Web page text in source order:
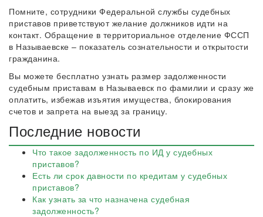
Помните, сотрудники Федеральной службы судебных
приставов приветствуют желание должников идти на
контакт. Обращение в территориальное отделение ФССП
в Называевске – показатель сознательности и открытости
гражданина.
Вы можете бесплатно узнать размер задолженности
судебным приставам в Называевск по фамилии и сразу же
оплатить, избежав изъятия имущества, блокирования
счетов и запрета на выезд за границу.
Последние новости
Что такое задолженность по ИД у судебных
приставов?
Есть ли срок давности по кредитам у судебных
приставов?
Как узнать за что назначена судебная
задолженность?